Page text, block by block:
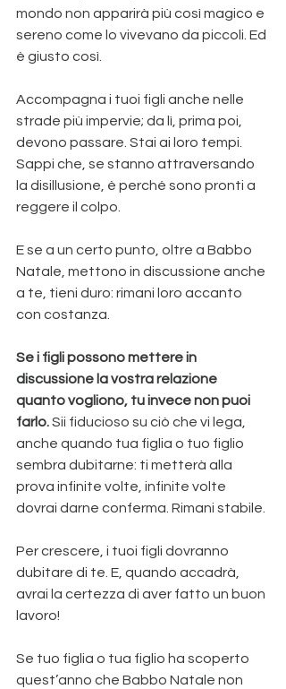
mondo non apparirà più così magico e
sereno come lo vivevano da piccoli. Ed
è giusto così.
Accompagna i tuoi figli anche nelle
strade più impervie; da lì, prima poi,
devono passare. Stai ai loro tempi.
Sappi che, se stanno attraversando
la disillusione, è perché sono pronti a
reggere il colpo.
E se a un certo punto, oltre a Babbo
Natale, mettono in discussione anche
a te, tieni duro: rimani loro accanto
con costanza.
Se i figli possono mettere in
discussione la vostra relazione
quanto vogliono, tu invece non puoi
farlo. Sii fiducioso su ciò che vi lega,
anche quando tua figlia o tuo figlio
sembra dubitarne: ti metterà alla
prova infinite volte, infinite volte
dovrai darne conferma. Rimani stabile.
Per crescere, i tuoi figli dovranno
dubitare di te. E, quando accadrà,
avrai la certezza di aver fatto un buon
lavoro!
Se tuo figlia o tua figlio ha scoperto
quest’anno che Babbo Natale non